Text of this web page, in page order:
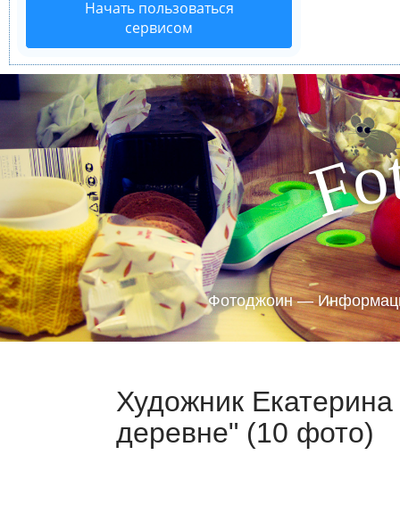
Начать пользоваться
сервисом
Fo
Фотоджоин —
Художник
деревне" (10 фото)